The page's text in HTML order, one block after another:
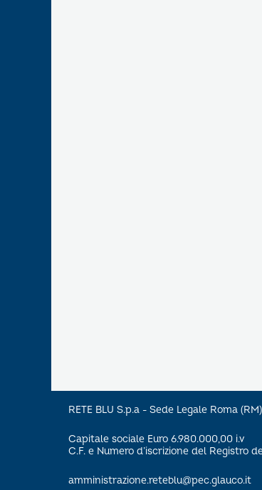
RETE BLU S.p.a - Sede Legale Roma
Capitale sociale Euro 6.980.000,00 i.v
C.F. e Numero d’iscrizione del Registro
amministrazione.reteblu@pec.glauco.it